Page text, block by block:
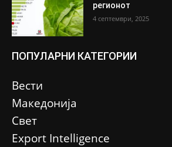
регионот
4 септември, 2025
ПОПУЛАРНИ КАТЕГОРИИ
Вести
Македонија
Свет
Еxport Intelligence